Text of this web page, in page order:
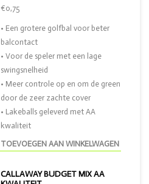
TOEVOEGEN AAN WINKELWAGEN
€0,75
• Een grotere golfbal voor beter
balcontact
• Voor de speler met een lage
swingsnelheid
• Meer controle op en om de green
door de zeer zachte cover
• Lakeballs geleverd met AA
kwaliteit
CALLAWAY BUDGET MIX AA